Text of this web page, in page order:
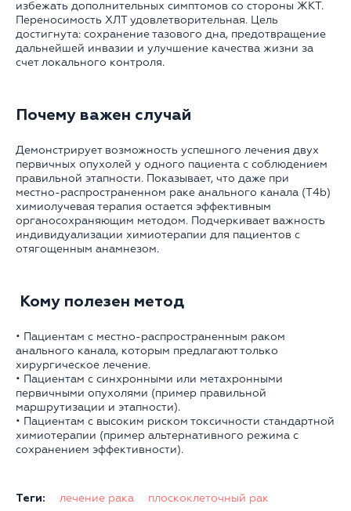
избежать дополнительных симптомов со стороны ЖКТ.
Переносимость ХЛТ удовлетворительная. Цель
достигнута: сохранение тазового дна, предотвращение
дальнейшей инвазии и улучшение качества жизни за
счет локального контроля.
Почему важен случай
Демонстрирует возможность успешного лечения двух
первичных опухолей у одного пациента с соблюдением
правильной этапности. Показывает, что даже при
местно-распространенном раке анального канала (T4b)
химиолучевая терапия остается эффективным
органосохраняющим методом. Подчеркивает важность
индивидуализации химиотерапии для пациентов с
отягощенным анамнезом.
Кому полезен метод
• Пациентам с местно-распространенным раком
анального канала, которым предлагают только
хирургическое лечение.
• Пациентам с синхронными или метахронными
первичными опухолями (пример правильной
маршрутизации и этапности).
• Пациентам с высоким риском токсичности стандартной
химиотерапии (пример альтернативного режима с
сохранением эффективности).
Теги: лечение рака плоскоклеточный рак